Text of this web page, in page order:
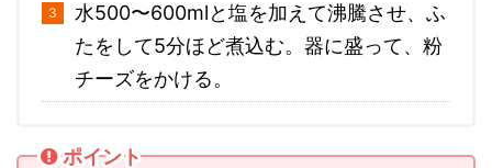
水500〜600mlと塩を加えて沸騰させ、ふ
たをして5分ほど煮込む。器に盛って、粉
チーズをかける。
ポイント